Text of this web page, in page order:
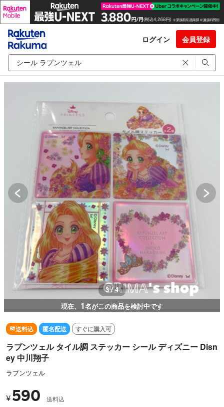
ログイン 会員登録
3 / 4
現在、 1名がこの商品を検討中です
送料込 匿名配送 すぐに購入可
ラプンツェル タイル調 ステッカー シール ディズニー Disn
ey 中川翔子
ラプンツェル
¥ 590 送料込